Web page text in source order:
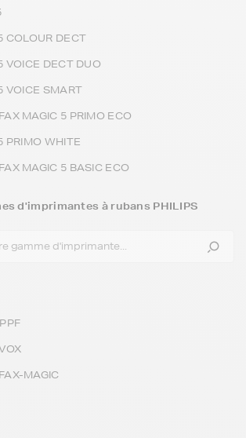
COLOUR DECT
VOICE DECT DUO
VOICE SMART
MAGIC 5 PRIMO ECO
PRIMO WHITE
MAGIC 5 BASIC ECO
d'imprimantes à rubans PHILIPS
MAGIC